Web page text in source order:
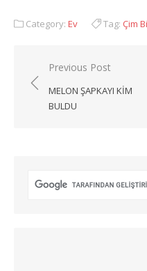
Category: Ev Tag: Çim
Yazı
gezinmesi
Previous Post
MELON ŞAPKAYI KIM
BULDU